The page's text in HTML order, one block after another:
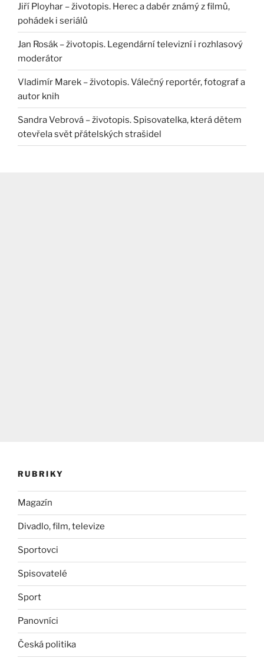
Jiří Ployhar – životopis. Herec a dabér známý z filmů,
pohádek i seriálů
Jan Rosák – životopis. Legendární televizní i rozhlasový
moderátor
Vladimír Marek – životopis. Válečný reportér, fotograf a
autor knih
Sandra Vebrová – životopis. Spisovatelka, která dětem
otevřela svět přátelských strašidel
RUBRIKY
Magazín
Divadlo, film, televize
Sportovci
Spisovatelé
Sport
Panovníci
Česká politika